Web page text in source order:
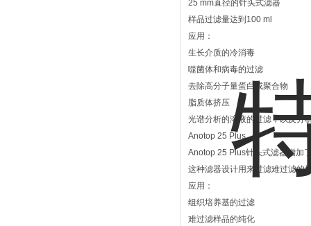
25 mm直径的针头式滤器
样品过滤量达到100 ml
应用：
生长介质的冷消毒
噬菌体和病毒的过滤
去除高分子量蛋白或聚合物
脂质体挤压
光谱分析的溶液的过滤，以及分
Anotop 25 Plus
Anotop 25 Plus针头式滤器增加
这种滤器设计用来过滤难过滤的
应用：
组织培养基的过滤
难过滤样品的纯化